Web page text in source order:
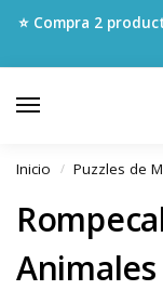
⭐ Compra 2
Inicio / Puzzles de
Animales